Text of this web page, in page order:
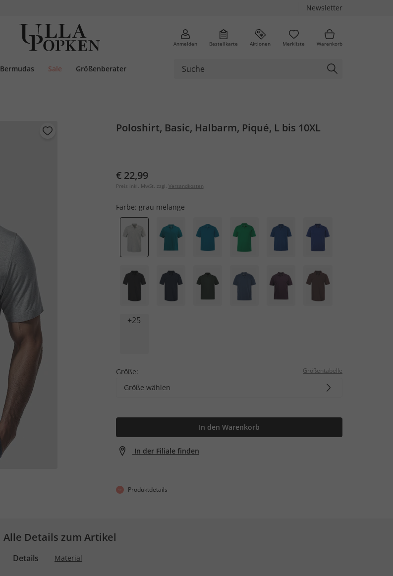
Newsletter
Anmelden Bestellkarte Aktionen Merkliste Warenkorb
Bermudas Sale Größenberater
Poloshirt, Basic, Halbarm, Piqué, L bis 10XL
€ 22,99
Preis inkl. MwSt. zzgl. Versandkosten
Farbe: grau melange
+25
Größe: Größentabelle
Größe wählen
In den Warenkorb
In der Filiale finden
Produktdetails
Alle Details zum Artikel
Details Material